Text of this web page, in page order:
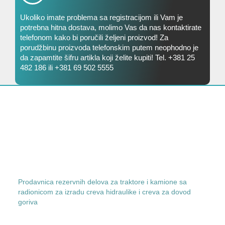
Ukoliko imate problema sa registracijom ili Vam je
potrebna hitna dostava, molimo Vas da nas kontaktirate
telefonom kako bi poručili željeni proizvod! Za
porudžbinu proizvoda telefonskim putem neophodno je
da zapamtite šifru artikla koji želite kupiti! Tel. +381 25
482 186 ili +381 69 502 5555
Prodavnica rezervnih delova za traktore i kamione sa
radionicom za izradu creva hidraulike i creva za dovod
goriva